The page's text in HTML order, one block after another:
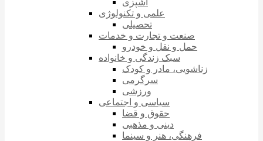
آشپزی
علمی و تکنولوژی
تحصیلی
صنعت و تجارت و خدمات
حمل و نقل و خودرو
سبک زندگی و خانواده
زناشویی، مادر و کودک
سرگرمی
ورزشی
سیاسی و اجتماعی
حقوق و قضا
دینی و مذهبی
فرهنگی، هنر و سینما